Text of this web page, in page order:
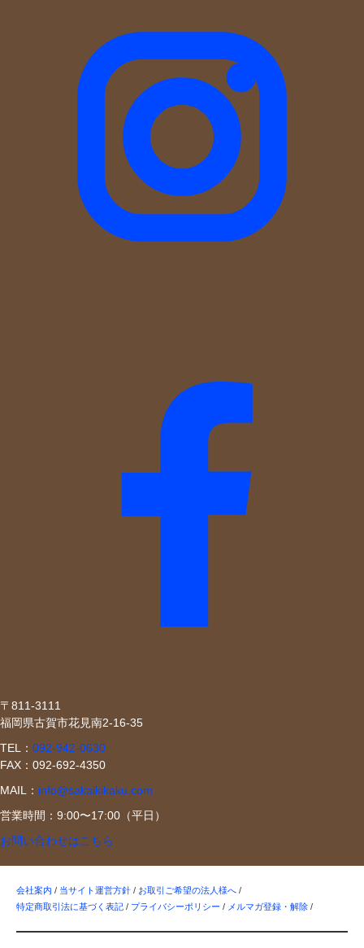
〒811-3111
福岡県古賀市花見南2-16-35
TEL： 092-942-0630
FAX：092-692-4350
MAIL： info@sakaikikaku.com
営業時間：9:00〜17:00（平日）
お問い合わせはこちら
会社案内 / 当サイト運営方針 / お取引ご希望の法人様へ /
特定商取引法に基づく表記 / プライバシーポリシー / メルマガ登録・解除 /